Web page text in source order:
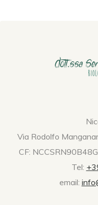
Via Rodolfo
CF:
Tel:
email: